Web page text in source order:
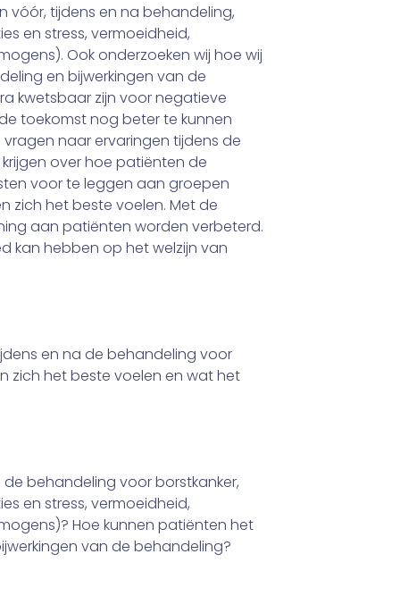
vóór, tijdens en na behandeling,
en stress, vermoeidheid,
Ook onderzoeken wij hoe wij
en bijwerkingen van de
kwetsbaar zijn voor negatieve
toekomst nog beter te kunnen
naar ervaringen tijdens de
over hoe patiënten de
voor te leggen aan groepen
zich het beste voelen. Met de
aan patiënten worden verbeterd.
kan hebben op het welzijn van
en na de behandeling voor
zich het beste voelen en wat het
behandeling voor borstkanker,
en stress, vermoeidheid,
Hoe kunnen patiënten het
van de behandeling?